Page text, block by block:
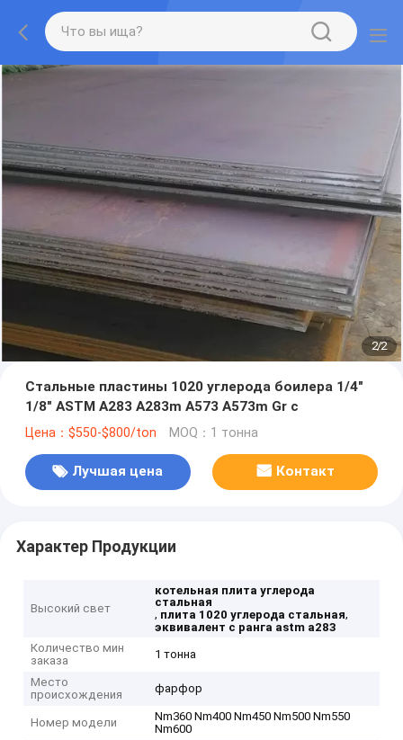
2/2
Стальные пластины 1020 углерода боилера 1/4"
1/8" ASTM A283 A283m A573 A573m Gr c
Цена：$550-$800/ton MOQ：1 тонна
Лучшая цена Контакт
Характер Продукции
Высокий свет
котельная плита углерода
стальная
, плита 1020 углерода стальная,
эквивалент c ранга astm a283
Количество мин
заказа
1 тонна
Место
происхождения
фарфор
Номер модели
Nm360 Nm400 Nm450 Nm500 Nm550
Nm600